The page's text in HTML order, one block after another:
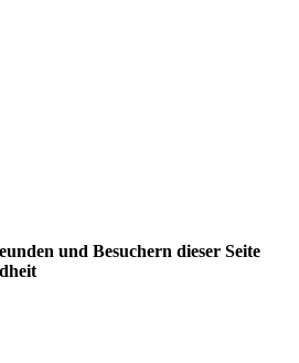
und Besuchern dieser Seite